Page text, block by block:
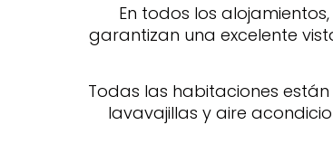
En todos los
garantizan una excelente
Todas las habitaciones
lavavajillas y aire